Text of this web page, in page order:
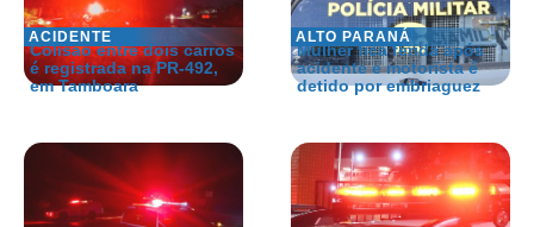
ACIDENTE
Colisão entre dois carros
é registrada na PR-492,
em Tamboara
ALTO PARANÁ
Mulher fica ferida após
acidente e motorista é
detido por embriaguez